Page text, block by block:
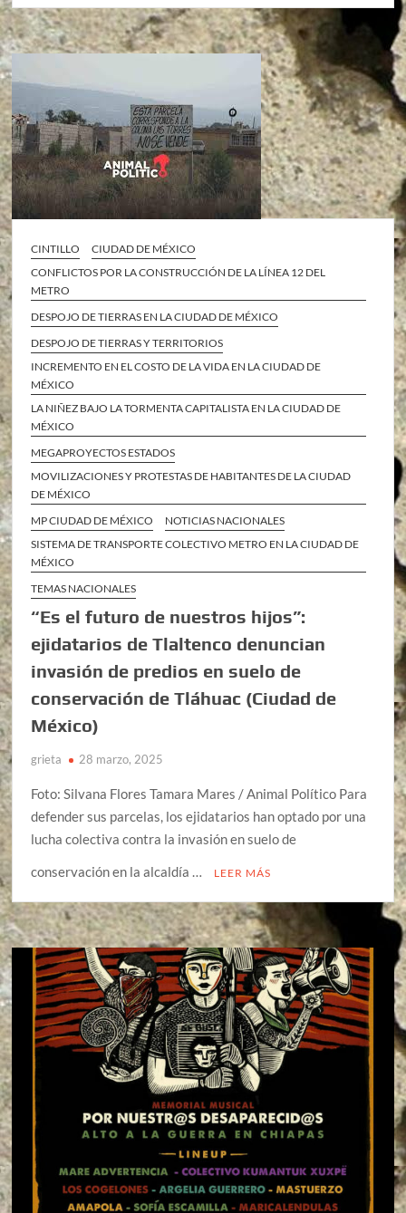
CINTILLO
CIUDAD DE MÉXICO
CONFLICTOS POR LA CONSTRUCCIÓN DE LA LÍNEA 12 DEL
METRO
DESPOJO DE TIERRAS EN LA CIUDAD DE MÉXICO
DESPOJO DE TIERRAS Y TERRITORIOS
INCREMENTO EN EL COSTO DE LA VIDA EN LA CIUDAD DE
MÉXICO
LA NIÑEZ BAJO LA TORMENTA CAPITALISTA EN LA CIUDAD DE
MÉXICO
MEGAPROYECTOS ESTADOS
MOVILIZACIONES Y PROTESTAS DE HABITANTES DE LA CIUDAD
DE MÉXICO
MP CIUDAD DE MÉXICO
NOTICIAS NACIONALES
SISTEMA DE TRANSPORTE COLECTIVO METRO EN LA CIUDAD DE
MÉXICO
TEMAS NACIONALES
“Es el futuro de nuestros hijos”:
ejidatarios de Tlaltenco denuncian
invasión de predios en suelo de
conservación de Tláhuac (Ciudad de
México)
grieta 28 marzo, 2025
Foto: Silvana Flores Tamara Mares / Animal Político Para
defender sus parcelas, los ejidatarios han optado por una
lucha colectiva contra la invasión en suelo de
conservación en la alcaldía …
LEER MÁS